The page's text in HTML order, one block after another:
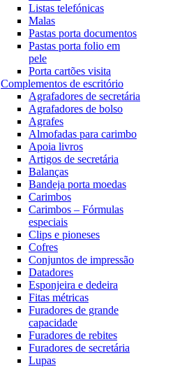
Listas telefónicas
Malas
Pastas porta documentos
Pastas porta folio em
pele
Porta cartões visita
Complementos de escritório
Agrafadores de secretária
Agrafadores de bolso
Agrafes
Almofadas para carimbo
Apoia livros
Artigos de secretária
Balanças
Bandeja porta moedas
Carimbos
Carimbos – Fórmulas
especiais
Clips e pioneses
Cofres
Conjuntos de impressão
Datadores
Esponjeira e dedeira
Fitas métricas
Furadores de grande
capacidade
Furadores de rebites
Furadores de secretária
Lupas